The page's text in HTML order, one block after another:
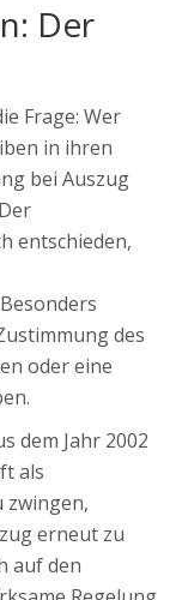
Der
Frage: Wer
in ihren
bei Auszug
entschieden,
des
oder eine
dem Jahr 2002
als
zwingen,
erneut zu
auf den